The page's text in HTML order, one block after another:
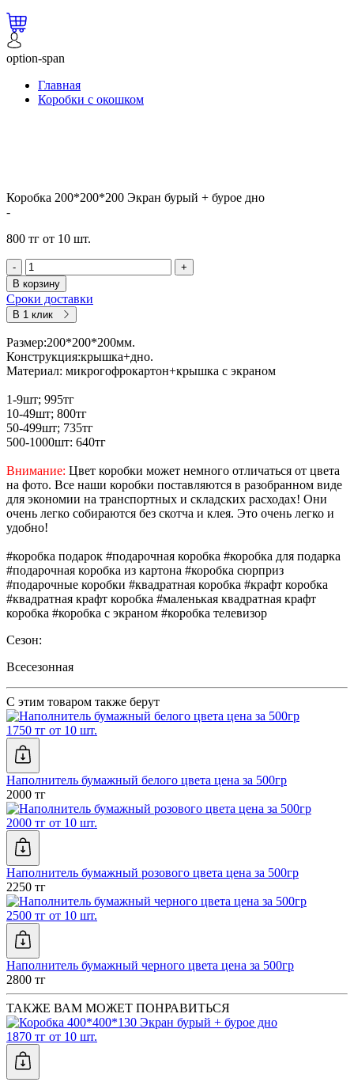
option-span
Главная
Коробки с окошком
Коробка 200*200*200 Экран бурый + бурое дно
-
800 тг от 10 шт.
-
+
В корзину
Сроки доставки
В 1 клик
Размер:200*200*200мм.
Конструкция:крышка+дно.
Материал: микрогофрокартон+крышка с экраном
1-9шт; 995тг
10-49шт; 800тг
50-499шт; 735тг
500-1000шт: 640тг
Внимание: Цвет коробки может немного отличаться от цвета
на фото. Все наши коробки поставляются в разобранном виде
для экономии на транспортных и складских расходах! Они
очень легко собираются без скотча и клея. Это очень легко и
удобно!
#коробка подарок #подарочная коробка #коробка для подарка
#подарочная коробка из картона #коробка сюрприз
#подарочные коробки #квадратная коробка #крафт коробка
#квадратная крафт коробка #маленькая квадратная крафт
коробка #коробка с экраном #коробка телевизор
Сезон:
Всесезонная
С этим товаром также берут
1750 тг от 10 шт.
Наполнитель бумажный белого цвета цена за 500гр
2000 тг
2000 тг от 10 шт.
Наполнитель бумажный розового цвета цена за 500гр
2250 тг
2500 тг от 10 шт.
Наполнитель бумажный черного цвета цена за 500гр
2800 тг
ТАКЖЕ ВАМ МОЖЕТ ПОНРАВИТЬСЯ
1870 тг от 10 шт.